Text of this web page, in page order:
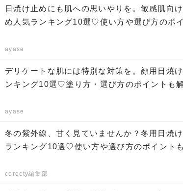
日焼け止めにも肌への思いやりを。敏感肌向
め人気ランキング10選♡使い方や選び方のポ
ayase
デリケートな肌には特別な対策を。顔用日焼
ンキング10選♡塗り方・選び方のポイントも解
ayase
冬の紫外線、甘く見ていませんか？冬用日焼
ランキング10選♡使い方や選び方のポイントも
corecty編集部